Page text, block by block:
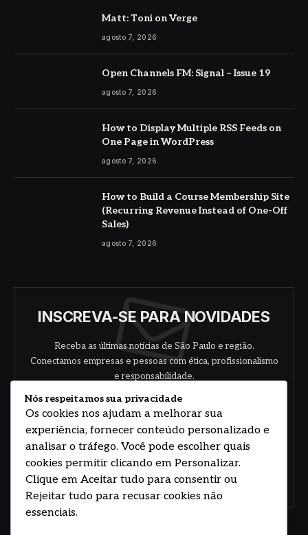
Matt: Toni on Verge
agosto 7, 2026
Open Channels FM: Signal – Issue 19
agosto 7, 2026
How to Display Multiple RSS Feeds on
One Page in WordPress
agosto 7, 2026
How to Build a Course Membership Site
(Recurring Revenue Instead of One-Off
Sales)
agosto 7, 2026
INSCREVA-SE PARA NOVIDADES
Receba as últimas notícias de São Paulo e região.
Conectamos empresas e pessoas com ética, profissionalismo
e responsabilidade.
Concorde com nossos termos e acordo de
Nós respeitamos sua privacidade
Os cookies nos ajudam a melhorar sua
experiência, fornecer conteúdo personalizado e
analisar o tráfego. Você pode escolher quais
cookies permitir clicando em Personalizar.
Clique em Aceitar tudo para consentir ou
Rejeitar tudo para recusar cookies não
essenciais.